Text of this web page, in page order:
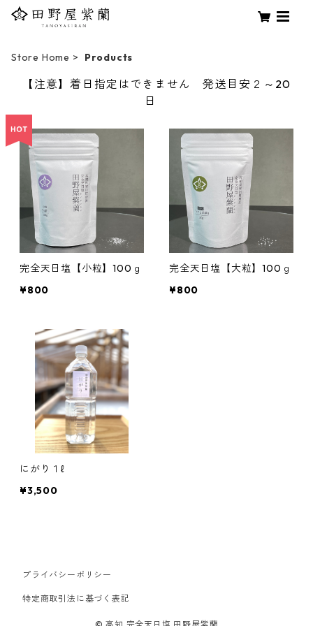
Store Home Products
【注意】着日指定はできません 発送目安２～20
日
完全天日塩【小粒】100ｇ
¥800
完全天日塩【大粒】100ｇ
¥800
にがり１ℓ
¥3,500
プライバシーポリシー
特定商取引法に基づく表記